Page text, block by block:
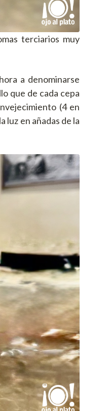
terciarios muy
a denominarse
que de cada cepa
(4 en
luz en añadas de la